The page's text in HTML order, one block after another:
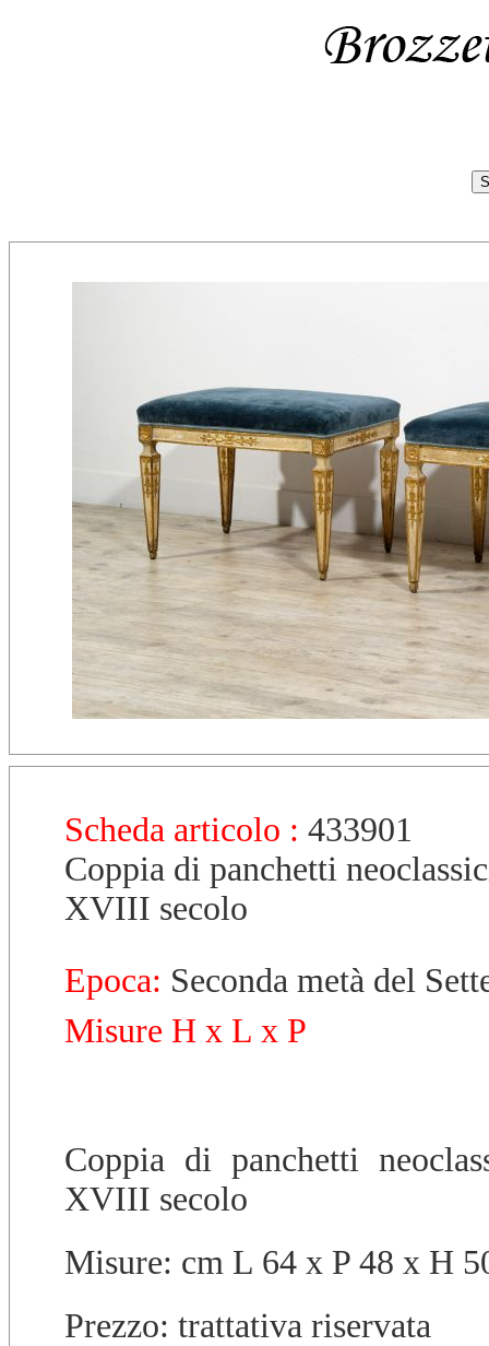
Scheda articolo : 433901
Coppia di panchetti
XVIII secolo
Epoca: Seconda metà del
Misure H x L x P
Coppia di panchetti
XVIII secolo
Misure: cm L 64 x P 48 x H
Prezzo: trattativa riservata